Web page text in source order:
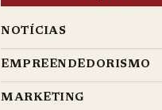
NOTÍCIAS
EMPREENDEDORISMO
MARKETING